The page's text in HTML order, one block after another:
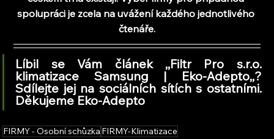
spolupráci je zcela na uvážení každého jednotlivého
čtenáře.
Líbil se Vám článek ,,Filtr Pro s.r.o.
klimatizace Samsung | Eko-Adepto,,?
Sdílejte jej na sociálních sítích s ostatními.
Děkujeme Eko-Adepto
FIRMY - Osobní schůzka FIRMY-Klimatizace